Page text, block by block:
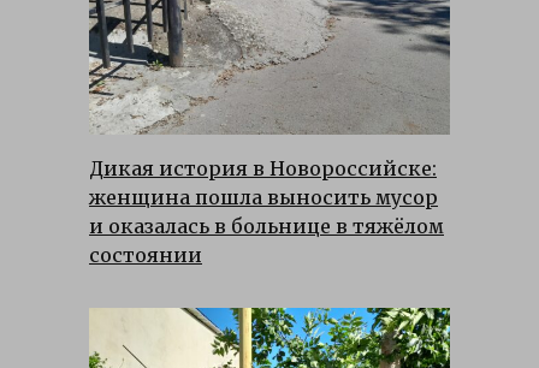
Дикая история в Новороссийске:
женщина пошла выносить мусор
и оказалась в больнице в тяжёлом
состоянии